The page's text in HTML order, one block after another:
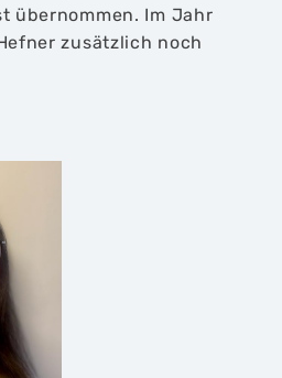
übernommen. Im Jahr
zusätzlich noch